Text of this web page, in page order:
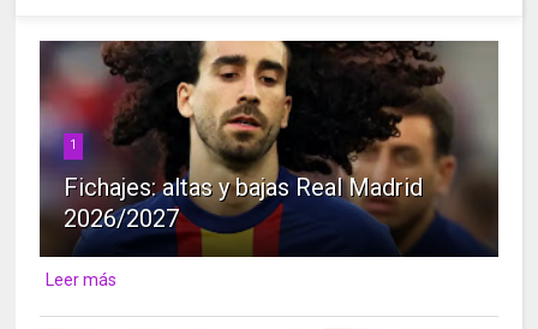
1
Fichajes: altas y bajas Real Madrid
2026/2027
Leer más